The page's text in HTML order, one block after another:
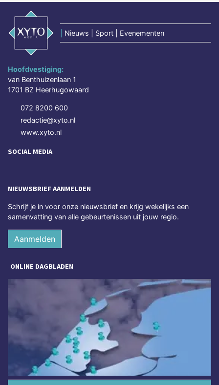
Nieuws | Sport | Evenementen
Hoofdvestiging:
van Benthuizenlaan 1
1701 BZ Heerhugowaard
072 8200 600
redactie@xyto.nl
www.xyto.nl
SOCIAL MEDIA
NIEUWSBRIEF AANMELDEN
Schrijf je in voor onze nieuwsbrief en krijg wekelijks een
samenvatting van alle gebeurtenissen uit jouw regio.
Aanmelden
ONLINE DAGBLADEN